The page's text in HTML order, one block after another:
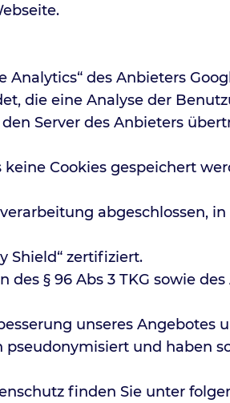
des Anbieters
die eine Analyse der
Server des Anbieters
Cookies gespeichert
abgeschlossen,
Shield“ zertifiziert.
§ 96 Abs 3 TKG sowie
unseres Angebotes
und haben
finden Sie unter